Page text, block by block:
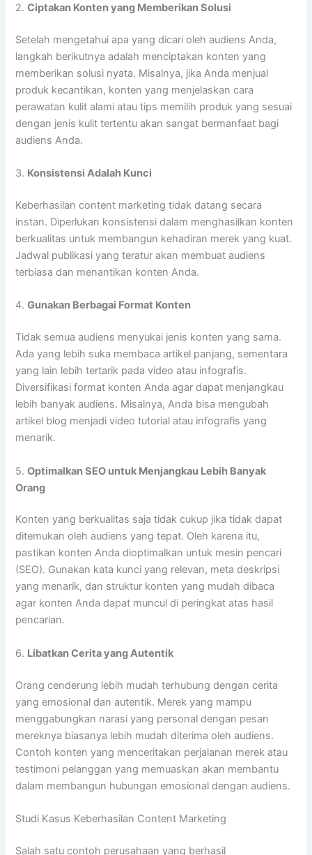
2.Ciptakan Konten yang Memberikan Solusi
Setelah mengetahui apa yang dicari oleh audiens Anda,
langkah berikutnya adalah menciptakan konten yang
memberikan solusi nyata. Misalnya, jika Anda menjual
produk kecantikan, konten yang menjelaskan cara
perawatan kulit alami atau tips memilih produk yang sesuai
dengan jenis kulit tertentu akan sangat bermanfaat bagi
audiens Anda.
3. Konsistensi Adalah Kunci
Keberhasilan content marketing tidak datang secara
instan. Diperlukan konsistensi dalam menghasilkan konten
berkualitas untuk membangun kehadiran merek yang kuat.
Jadwal publikasi yang teratur akan membuat audiens
terbiasa dan menantikan konten Anda.
4.Gunakan Berbagai Format Konten
Tidak semua audiens menyukai jenis konten yang sama.
Ada yang lebih suka membaca artikel panjang, sementara
yang lain lebih tertarik pada video atau infografis.
Diversifikasi format konten Anda agar dapat menjangkau
lebih banyak audiens. Misalnya, Anda bisa mengubah
artikel blog menjadi video tutorial atau infografis yang
menarik.
5.Optimalkan SEO untuk Menjangkau Lebih Banyak
Orang
Konten yang berkualitas saja tidak cukup jika tidak dapat
ditemukan oleh audiens yang tepat. Oleh karena itu,
pastikan konten Anda dioptimalkan untuk mesin pencari
(SEO). Gunakan kata kunci yang relevan, meta deskripsi
yang menarik, dan struktur konten yang mudah dibaca
agar konten Anda dapat muncul di peringkat atas hasil
pencarian.
6. Libatkan Cerita yang Autentik
Orang cenderung lebih mudah terhubung dengan cerita
yang emosional dan autentik. Merek yang mampu
menggabungkan narasi yang personal dengan pesan
mereknya biasanya lebih mudah diterima oleh audiens.
Contoh konten yang menceritakan perjalanan merek atau
testimoni pelanggan yang memuaskan akan membantu
dalam membangun hubungan emosional dengan audiens.
Studi Kasus Keberhasilan Content Marketing
Salah satu contoh perusahaan yang berhasil